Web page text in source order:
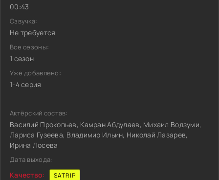
00:43
Озвучка:
Не требуется
Все сезоны:
1 сезон
Уже добавлено:
1-4 серия
Актёрский состав:
Василий Прокопьев, Камран Абдулаев, Михаил Водзуми,
Лариса Гузеева, Владимир Ильин, Николай Лазарев,
Ирина Лосева
Дата выхода:
Качество: SATRIP